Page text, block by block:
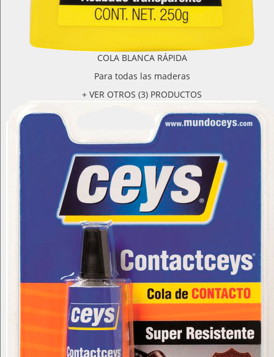
COLA BLANCA RÁPIDA
Para todas las maderas
+ VER OTROS (3) PRODUCTOS